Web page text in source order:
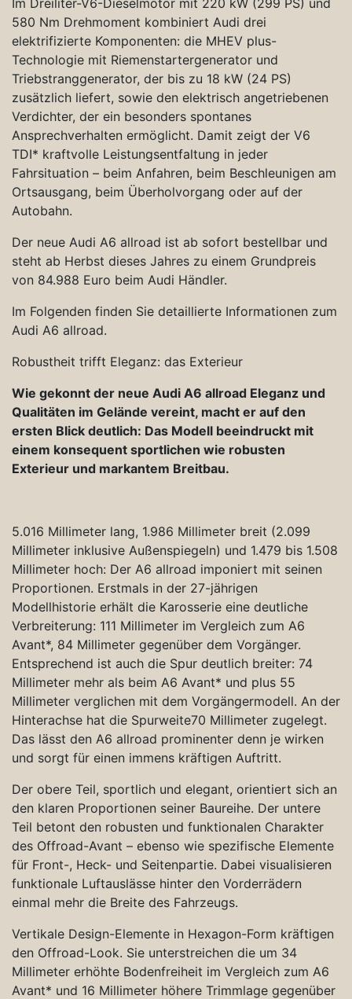
580 Nm Drehmoment kombiniert Audi drei
elektrifizierte Komponenten: die MHEV plus-
Technologie mit Riemenstartergenerator und
Triebstranggenerator, der bis zu 18 kW (24 PS)
zusätzlich liefert, sowie den elektrisch angetriebenen
Verdichter, der ein besonders spontanes
Ansprechverhalten ermöglicht. Damit zeigt der V6
TDI* kraftvolle Leistungsentfaltung in jeder
Fahrsituation – beim Anfahren, beim Beschleunigen am
Ortsausgang, beim Überholvorgang oder auf der
Autobahn.
Der neue Audi A6 allroad ist ab sofort bestellbar und
steht ab Herbst dieses Jahres zu einem Grundpreis
von 84.988 Euro beim Audi Händler.
Im Folgenden finden Sie detaillierte Informationen zum
Audi A6 allroad.
Robustheit trifft Eleganz: das Exterieur
Wie gekonnt der neue Audi A6 allroad Eleganz und
Qualitäten im Gelände vereint, macht er auf den
ersten Blick deutlich: Das Modell beeindruckt mit
einem konsequent sportlichen wie robusten
Exterieur und markantem Breitbau.
5.016 Millimeter lang, 1.986 Millimeter breit (2.099
Millimeter inklusive Außenspiegeln) und 1.479 bis 1.508
Millimeter hoch: Der A6 allroad imponiert mit seinen
Proportionen. Erstmals in der 27-jährigen
Modellhistorie erhält die Karosserie eine deutliche
Verbreiterung: 111 Millimeter im Vergleich zum A6
Avant*, 84 Millimeter gegenüber dem Vorgänger.
Entsprechend ist auch die Spur deutlich breiter: 74
Millimeter mehr als beim A6 Avant* und plus 55
Millimeter verglichen mit dem Vorgängermodell. An der
Hinterachse hat die Spurweite70 Millimeter zugelegt.
Das lässt den A6 allroad prominenter denn je wirken
und sorgt für einen immens kräftigen Auftritt.
Der obere Teil, sportlich und elegant, orientiert sich an
den klaren Proportionen seiner Baureihe. Der untere
Teil betont den robusten und funktionalen Charakter
des Offroad-Avant – ebenso wie spezifische Elemente
für Front-, Heck- und Seitenpartie. Dabei visualisieren
funktionale Luftauslässe hinter den Vorderrädern
einmal mehr die Breite des Fahrzeugs.
Vertikale Design-Elemente in Hexagon-Form kräftigen
den Offroad-Look. Sie unterstreichen die um 34
Millimeter erhöhte Bodenfreiheit im Vergleich zum A6
Avant* und 16 Millimeter höhere Trimmlage gegenüber